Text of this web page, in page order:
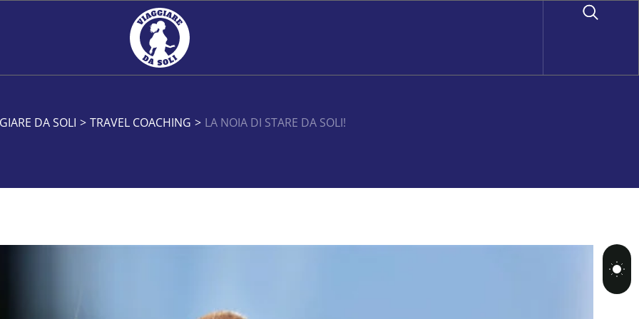
DA SOLI > TRAVEL COACHING > LA NOIA DI STARE DA SOLI!